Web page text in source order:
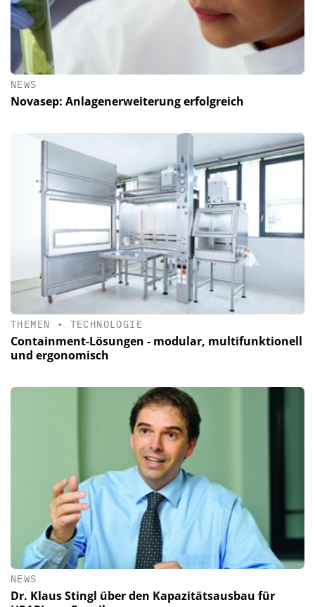
NEWS
Novasep: Anlagenerweiterung erfolgreich
THEMEN • TECHNOLOGIE
Containment-Lösungen - modular, multifunktionell
und ergonomisch
NEWS
Dr. Klaus Stingl über den Kapazitätsausbau für